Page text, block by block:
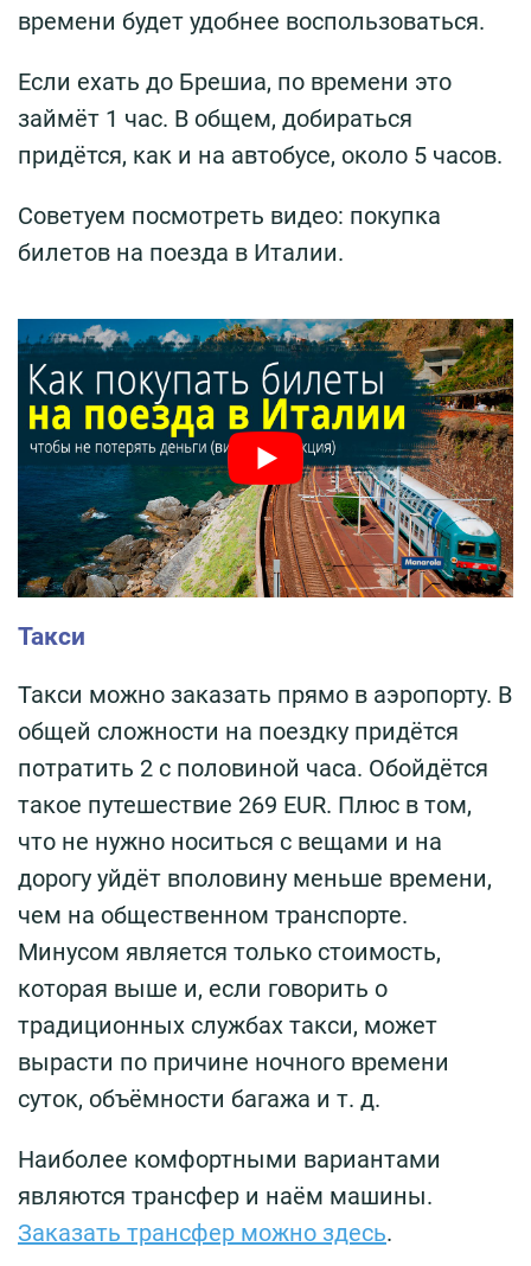
времени будет удобнее воспользоваться.
Если ехать до Брешиа, по времени это
займёт 1 час. В общем, добираться
придётся, как и на автобусе, около 5 часов.
Советуем посмотреть видео: покупка
билетов на поезда в Италии.
Такси
Такси можно заказать прямо в аэропорту. В
общей сложности на поездку придётся
потратить 2 с половиной часа. Обойдётся
такое путешествие 269 EUR. Плюс в том,
что не нужно носиться с вещами и на
дорогу уйдёт вполовину меньше времени,
чем на общественном транспорте.
Минусом является только стоимость,
которая выше и, если говорить о
традиционных службах такси, может
вырасти по причине ночного времени
суток, объёмности багажа и т. д.
Наиболее комфортными вариантами
являются трансфер и наём машины.
Заказать трансфер можно здесь.